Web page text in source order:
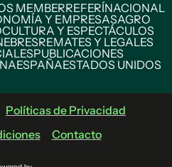
MEMBERREFERÍNACIONAL
Y EMPRESASAGRO
CULTURA Y ESPECTÁCULOS
REMATES Y LEGALES
PUBLICACIONES
ESPAÑAESTADOS UNIDOS
Políticas de Privacidad
Contacto